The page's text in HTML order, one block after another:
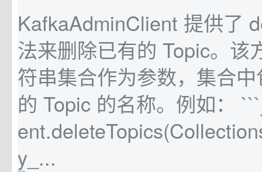
KafkaAdminClient 提供了
法来删除已有的 Topic。该
符串集合作为参数，集合
的 Topic 的名称。例如：
y_...